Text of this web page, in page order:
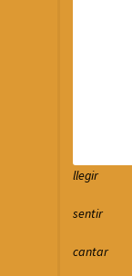
llegir
sentir
cantar